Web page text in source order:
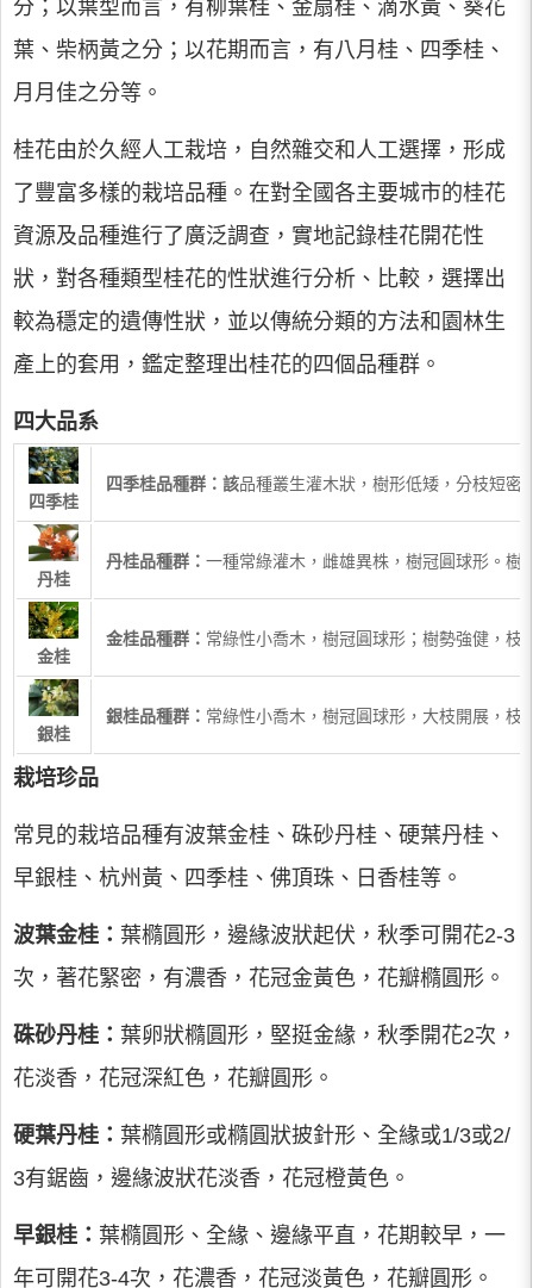
分；以葉型而言，有柳葉桂、金扇桂、滴水黃、葵花
葉、柴柄黃之分；以花期而言，有八月桂、四季桂、
月月佳之分等。
桂花由於久經人工栽培，自然雜交和人工選擇，形成
了豐富多樣的栽培品種。在對全國各主要城市的桂花
資源及品種進行了廣泛調查，實地記錄桂花開花性
狀，對各種類型桂花的性狀進行分析、比較，選擇出
較為穩定的遺傳性狀，並以傳統分類的方法和園林生
產上的套用，鑑定整理出桂花的四個品種群。
四大品系
四季桂
四季桂品種群：該品種叢生灌木狀，樹形低矮，分枝短密
丹桂
丹桂品種群： 一種常綠灌木，雌雄異株，樹冠圓球形。樹
金桂
金桂品種群： 常綠性小喬木，樹冠圓球形；樹勢強健，枝
銀桂
銀桂品種群： 常綠性小喬木，樹冠圓球形，大枝開展，枝
栽培珍品
常見的栽培品種有波葉金桂、硃砂丹桂、硬葉丹桂、
早銀桂、杭州黃、四季桂、佛頂珠、日香桂等。
波葉金桂： 葉橢圓形，邊緣波狀起伏，秋季可開花2-3
次，著花緊密，有濃香，花冠金黃色，花瓣橢圓形。
硃砂丹桂： 葉卵狀橢圓形，堅挺金緣，秋季開花2次，
花淡香，花冠深紅色，花瓣圓形。
硬葉丹桂： 葉橢圓形或橢圓狀披針形、全緣或1/3或2/
3有鋸齒，邊緣波狀花淡香，花冠橙黃色。
早銀桂： 葉橢圓形、全緣、邊緣平直，花期較早，一
年可開花3-4次，花濃香，花冠淡黃色，花瓣圓形。